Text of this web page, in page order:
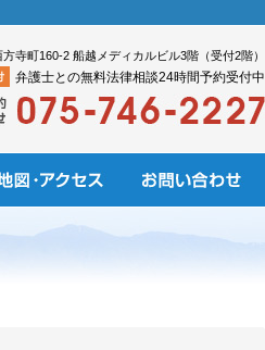
寺町160-2 船越メディカルビル3階（受付2階）
弁護士との無料法律相談24時間予約受付中